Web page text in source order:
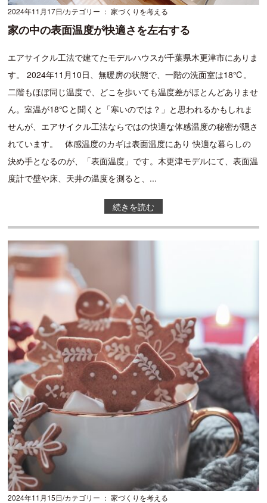
2024年11月17日カテゴリー ： 家づくりを考える
家の中の表面温度が快適さを左右する
エアサイクル工法で建てたモデルハウスが千葉県木更津市にありま
す。 2024年11月10日、無暖房の状態で、一階の洗面室は18℃。
二階もほぼ同じ温度で、どこを歩いても温度差がほとんどありませ
ん。室温が18℃と聞くと「寒いのでは？」と思われるかもしれま
せんが、エアサイクル工法ならではの快適な体感温度の秘密が隠さ
れています。 体感温度のカギは表面温度にあり 快適な暮らしの
決め手となるのが、「表面温度」です。木更津モデルにて、表面温
度計で壁や床、天井の温度を測ると、...
続きを読む
2024年11月15日カテゴリー ： 家づくりを考える